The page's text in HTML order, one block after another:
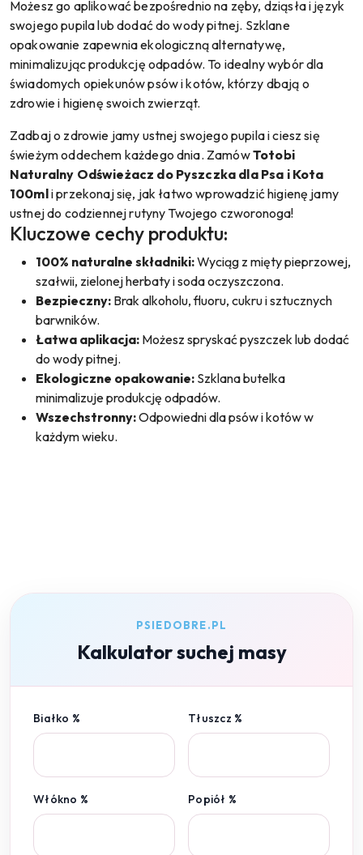
Możesz go aplikować bezpośrednio na zęby, dziąsła i język
swojego pupila lub dodać do wody pitnej. Szklane
opakowanie zapewnia ekologiczną alternatywę,
minimalizując produkcję odpadów. To idealny wybór dla
świadomych opiekunów psów i kotów, którzy dbają o
zdrowie i higienę swoich zwierząt.
Zadbaj o zdrowie jamy ustnej swojego pupila i ciesz się
świeżym oddechem każdego dnia. ZamówTotobi
Naturalny Odświeżacz do Pyszczka dla Psa i Kota
100mli przekonaj się, jak łatwo wprowadzić higienę jamy
ustnej do codziennej rutyny Twojego czworonoga!
Kluczowe cechy produktu:
100% naturalne składniki:Wyciąg z mięty pieprzowej,
szałwii, zielonej herbaty i soda oczyszczona.
Bezpieczny: Brak alkoholu, fluoru, cukru i sztucznych
barwników.
Łatwa aplikacja: Możesz spryskać pyszczek lub dodać
do wody pitnej.
Ekologiczne opakowanie: Szklana butelka
minimalizuje produkcję odpadów.
Wszechstronny:Odpowiedni dla psów i kotów w
każdym wieku.
PSIEDOBRE.PL
Kalkulator suchej masy
Białko % Tłuszcz %
Włókno % Popiół %